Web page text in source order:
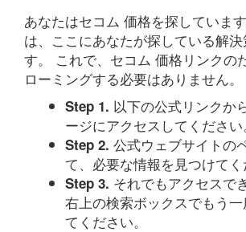
あなたはセコム 価格を探していま
は、ここにあなたが探している解決
す。 これで、セコム 価格リンクの
ローミングする必要はありません。
Step 1. 以下の公式リンクか
ージにアクセスしてください。
Step 2. 公式ウェブサイトの
て、必要な情報を見つけてく
Step 3. それでもアクセスで
右上の検索ボックスでもう
てください。